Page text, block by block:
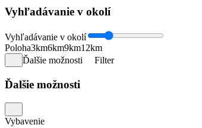
Vyhľadávanie v okolí
Vyhľadávanie v okolí
Poloha3km6km9km12km
Ďalšie možnosti
Filter
Ďalšie možnosti
Vybavenie